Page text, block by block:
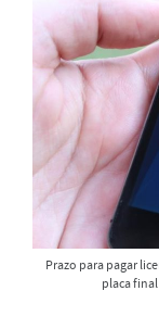
Prazo para pagar
placa